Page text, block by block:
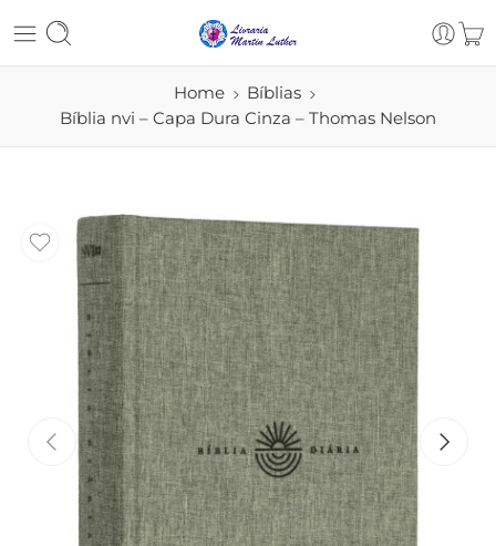
Home
Bíblias
Bíblia nvi – Capa Dura Cinza – Thomas Nelson